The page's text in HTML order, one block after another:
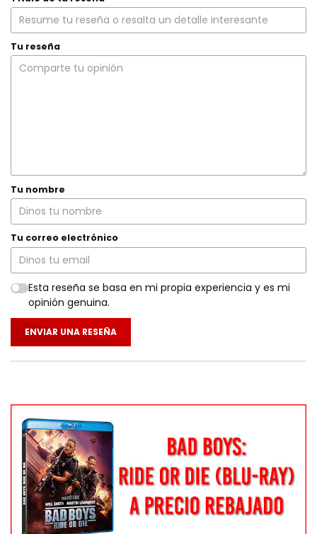
Tu reseña
Tu nombre
Tu correo electrónico
Esta reseña se basa en mi propia experiencia y es mi
opinión genuina.
ENVIAR UNA RESEÑA